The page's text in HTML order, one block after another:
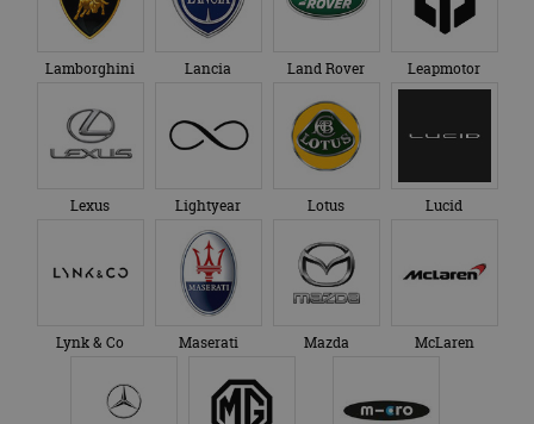
Lamborghini Lancia Land Rover Leapmotor
Lexus Lightyear Lotus Lucid
Lynk & Co Maserati Mazda McLaren